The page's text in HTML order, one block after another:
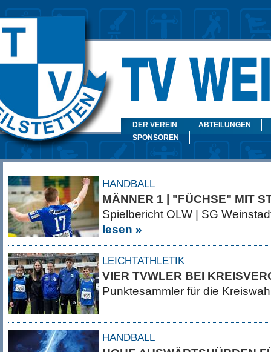
DER VEREIN
ABTEILUNGEN
SPONSOREN
HANDBALL
MÄNNER 1 | "FÜCHSE" MIT
Spielbericht OLW | SG
lesen »
LEICHTATHLETIK
VIER TVWLER BEI
Punktesammler für die
HANDBALL